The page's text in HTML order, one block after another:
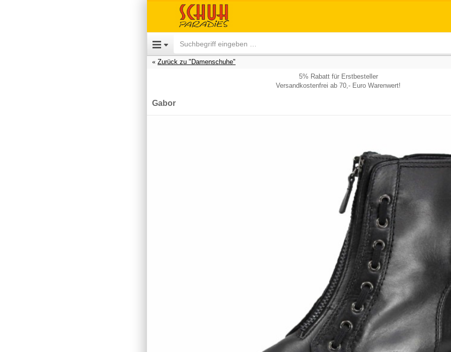
Zurück zu "Damenschuhe"
5% Rabatt für Erstbesteller
Versandkostenfrei ab 70,- Euro Warenwert!
Gabor